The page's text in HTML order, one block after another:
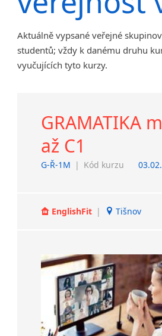
Chrudim
Děčín
Hodonín
Klatovy
Sedlčany
Tišnov
Vysoká nad Labem
Aktuálně vypsané veřejné
studentů; vždy k danému druhu
vyučujících tyto kurzy.
GRAMATIKA
až C1
G-Ř-1M | Kód kurzu
EnglishFit | Tišnov